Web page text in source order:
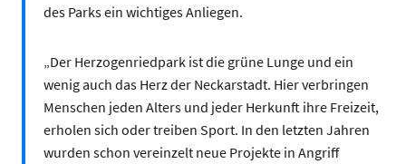
des Parks ein wichtiges Anliegen.
„Der Herzogenriedpark ist die grüne Lunge und ein
wenig auch das Herz der Neckarstadt. Hier verbringen
Menschen jeden Alters und jeder Herkunft ihre Freizeit,
erholen sich oder treiben Sport. In den letzten Jahren
wurden schon vereinzelt neue Projekte in Angriff